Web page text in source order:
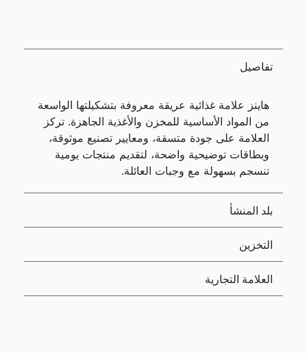
تفاصيل
هاينز علامة غذائية عريقة معروفة بتشكيلتها الواسعة
من المواد الأساسية للمخزن والأغذية الجاهزة. تركز
العلامة على جودة متسقة، ومعايير تصنيع موثوقة،
وبطاقات توضيحية واضحة، لتقديم منتجات يومية
تنسجم بسهولة مع وجبات العائلة.
بلد المنشأ
التخزين
العلامة التجارية